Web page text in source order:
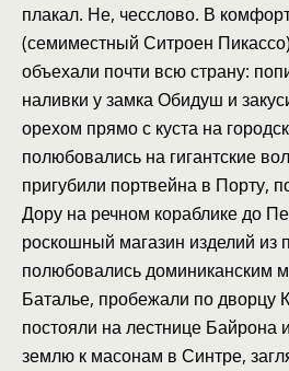
плакал. Не, чесслово. В
(семиместный Ситроен
объехали почти всю страну:
наливки у замка Обидуш и
орехом прямо с куста на
полюбовались на гигантские
пригубили портвейна в Порту,
Дору на речном кораблике до
роскошный магазин изделий из
полюбовались доминиканским
Баталье, пробежали по дворцу
постояли на лестнице Байрона
землю к масонам в Синтре,